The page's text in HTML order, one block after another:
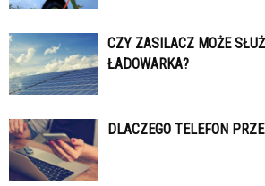
CZY ZASILACZ MOŻE
ŁADOWARKA?
DLACZEGO TELEFON